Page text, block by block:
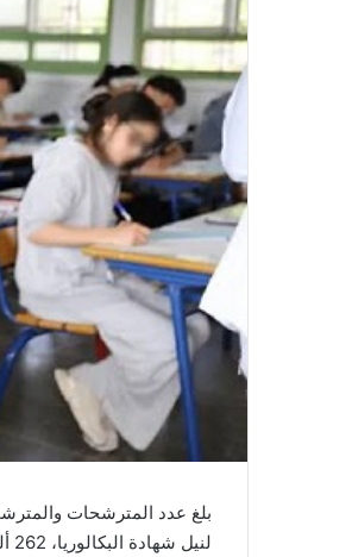
ل
ك
ت
ر
و
ا
بلغ عدد المترشحات
لنيل شهادة البكالوريا، 262 ألفا و442 مترشحة ومترشحا، مقابل 250 ألف و75 في الدورة العادية لسنة 2025.